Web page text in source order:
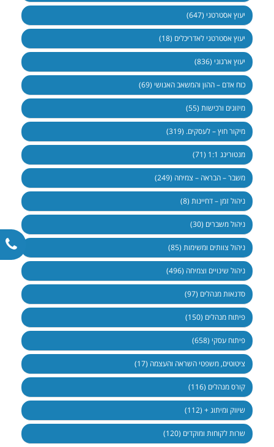
יעוץ אסטרטגי (647)
יעוץ אסטרטגי לאדריכלים (18)
יעוץ ארגוני (836)
כוח אדם – ההון והמשאב האנושי (69)
מיזוגים ורכישות (55)
מיקור חוץ – לעסקים. (319)
מנטורינג 1:1 (71)
משבר – הבראה – צמיחה (249)
ניהול זמן – דחיינות (8)
ניהול משברים (30)
ניהול צוותים ומשימות (85)
ניהול שינויים וצמיחה (496)
סדנאות מנהלים (97)
פיתוח מנהלים (150)
פיתוח עסקי (658)
ציטוטים, משפטי השראה והעצמה (17)
קורס מנהלים (116)
שיווק ומיתוג + (112)
שרות לקוחות ומוקדים (120)